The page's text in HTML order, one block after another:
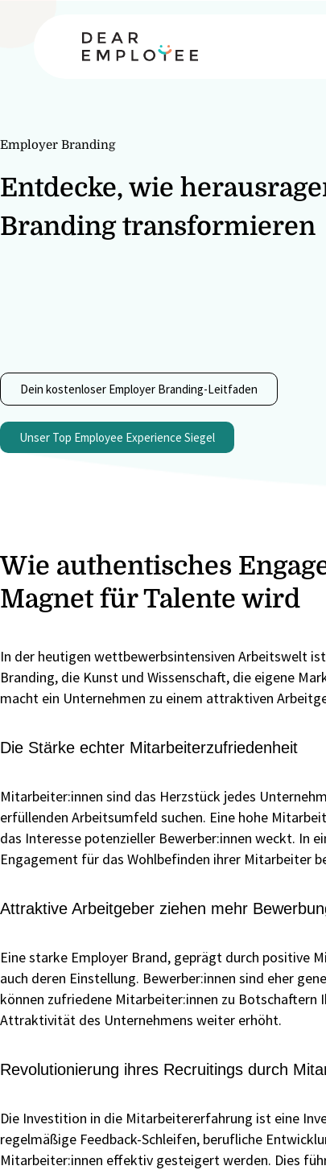
Employer Branding
Entdecke, wie
Branding transformieren
Dein kostenloser Employer Branding-Leitfaden
Unser Top Employee Experience Siegel
Wie authentisches
Magnet für Talente wird
In der heutigen wettbewerbsintensiven Arbeitswelt
Branding, die Kunst und Wissenschaft, die eigene
macht ein Unternehmen zu einem attraktiven
Die Stärke echter Mitarbeiterzufriedenheit
Mitarbeiter:innen sind das Herzstück jedes
erfüllenden Arbeitsumfeld suchen. Eine hohe
das Interesse potenzieller Bewerber:innen weckt. In
Engagement für das Wohlbefinden ihrer Mitarbeiter
Attraktive Arbeitgeber ziehen mehr
Eine starke Employer Brand, geprägt durch positive
auch deren Einstellung. Bewerber:innen sind eher
können zufriedene Mitarbeiter:innen zu Botschaftern
Attraktivität des Unternehmens weiter erhöht.
Revolutionierung ihres Recruitings durch
Die Investition in die Mitarbeitererfahrung ist eine
regelmäßige Feedback-Schleifen, berufliche
Mitarbeiter:innen effektiv gesteigert werden. Dies